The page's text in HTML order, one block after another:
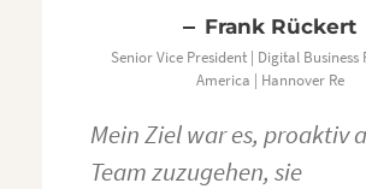
Frank Rückert
Senior Vice President | Digital Business
America | Hannover Re
Mein Ziel war es, proaktiv
Team zuzugehen, sie